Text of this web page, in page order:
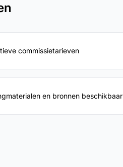
commissietarieven
en bronnen beschikbaar